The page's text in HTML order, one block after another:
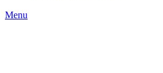
Menu